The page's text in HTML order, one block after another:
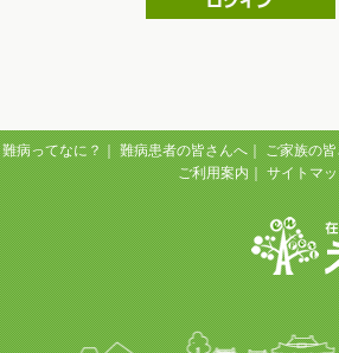
難病ってなに？｜ 難病患者の皆さんへ｜ ご家族の
ご利用案内｜ サイトマ